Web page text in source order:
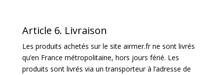
Article 6. Livraison
Les produits achetés sur le site airmer.fr ne sont livrés
qu’en France métropolitaine, hors jours férié. Les
produits sont livrés via un transporteur à l’adresse de